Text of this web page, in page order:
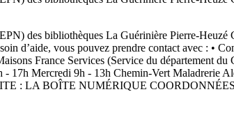
des bibliothèques La Guérinière Pierre-Heuzé
d’aide, vous pouvez prendre contact avec : •
France Services (Service du département du
17h Mercredi 9h - 13h Chemin-Vert Maladrerie
: LA BOÎTE NUMÉRIQUE